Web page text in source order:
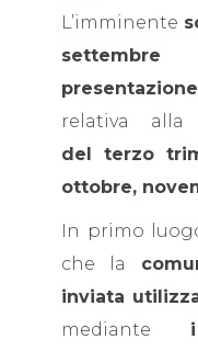
L’imminente
settembre
relativa alla
del terzo
ottobre,
In primo
che la
inviata
mediante i